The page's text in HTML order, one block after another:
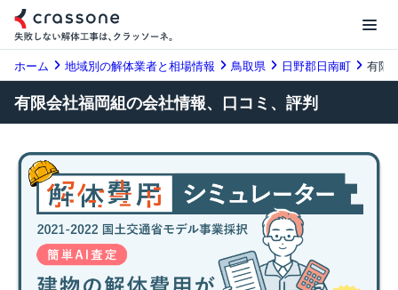
ホーム 地域別の解体業者と相場情報 鳥取県 日野郡日南町 有限
有限会社福岡組の会社情報、口コミ、評判